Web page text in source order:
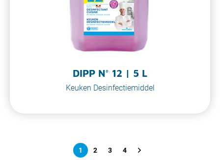
DIPP N° 12 | 5 L
Keuken Desinfectiemiddel
1 2 3 4